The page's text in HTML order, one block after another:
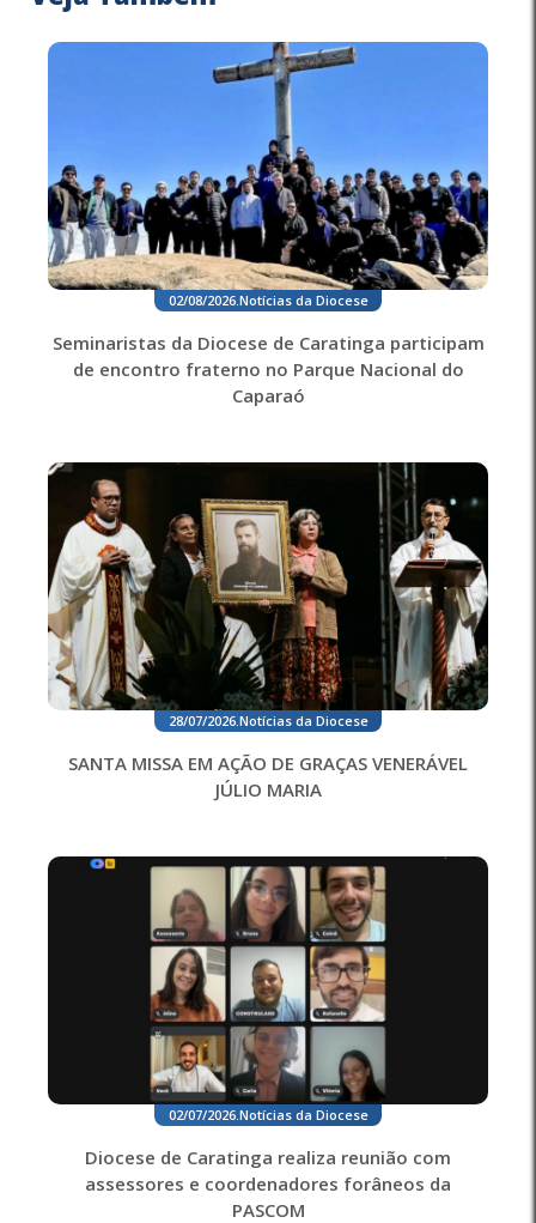
02/08/2026. Notícias da Diocese
Seminaristas da Diocese de Caratinga participam
de encontro fraterno no Parque Nacional do
Caparaó
28/07/2026. Notícias da Diocese
SANTA MISSA EM AÇÃO DE GRAÇAS VENERÁVEL
JÚLIO MARIA
02/07/2026. Notícias da Diocese
Diocese de Caratinga realiza reunião com
assessores e coordenadores forâneos da
PASCOM